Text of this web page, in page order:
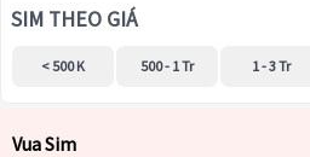
SIM THEO GIÁ
< 500 K 500 - 1 Tr 1 - 3 Tr
Vua Sim